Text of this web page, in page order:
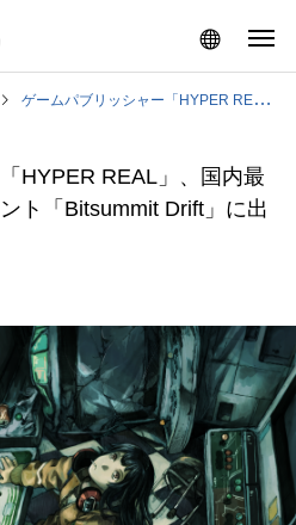
ゲームパブリッシャー「HYPER REAL」、国内最大インディゲームイベント「Bitsummit Drift」に出展
HYPER REAL」、国内最
ト「Bitsummit Drift」に出